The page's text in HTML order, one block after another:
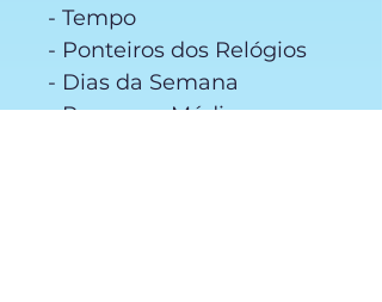
- Tempo
- Ponteiros dos Relógios
- Dias da Semana
- Pequeno, Médio e